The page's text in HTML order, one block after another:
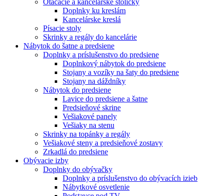
Doplnky ku kreslám
Kancelárske kreslá
Písacie stoly
Skrinky a regály do kancelárie
Nábytok do šatne a predsiene
Doplnky a príslušenstvo do predsiene
Doplnkový nábytok do predsiene
Stojany a vozíky na šaty do predsiene
Stojany na dáždníky
Nábytok do predsiene
Lavice do predsiene a šatne
Predsieňové skrine
Vešiakové panely
Vešiaky na stenu
Skrinky na topánky a regály
Vešiakové steny a predsieňové zostavy
Zrkadlá do predsiene
Obývacie izby
Doplnky do obývačky
Doplnky a príslušenstvo do obývacích izieb
Nábytkové osvetlenie